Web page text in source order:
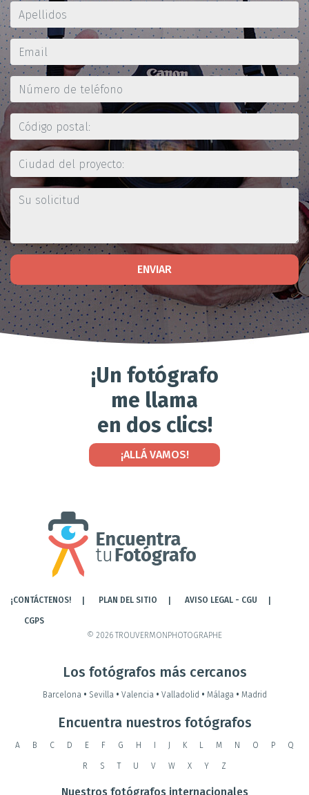
ENVIAR
¡Un fotógrafo
me llama
en dos clics!
¡ALLÁ VAMOS!
¡CONTÁCTENOS! PLAN DEL SITIO AVISO LEGAL - CGU
CGPS
© 2026 TROUVERMONPHOTOGRAPHE
Los fotógrafos más cercanos
Barcelona • Sevilla • Valencia • Valladolid • Málaga • Madrid
Encuentra nuestros fotógrafos
A B C D E F G H K L M N O P Q
R S T U V W X Y Z
Nuestros fotógrafos internacionales